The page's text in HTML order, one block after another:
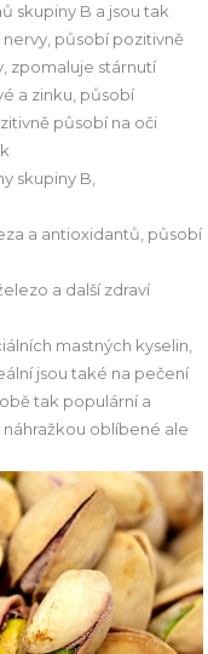
skupiny B a jsou tak
působí pozitivně
zpomaluje stárnutí
a zinku, působí
působí na oči
skupiny B,
a antioxidantů, působí
a další zdraví
mastných kyselin,
jsou také na pečení
tak populární a
náhražkou oblíbené ale